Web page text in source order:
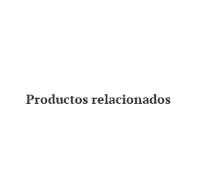
Productos relacionados